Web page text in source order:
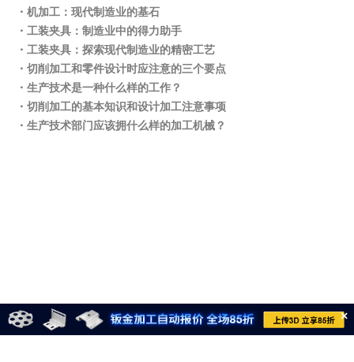
・机加工：现代制造业的基石
・工装夹具：制造业中的得力助手
・工装夹具：探索现代制造业的精密工艺
・切削加工和零件设计时应注意的三个要点
・生产技术是一种什么样的工作？
・切削加工的基本知识和设计加工注意事项
・生产技术部门应该拥什么样的加工机械？
×